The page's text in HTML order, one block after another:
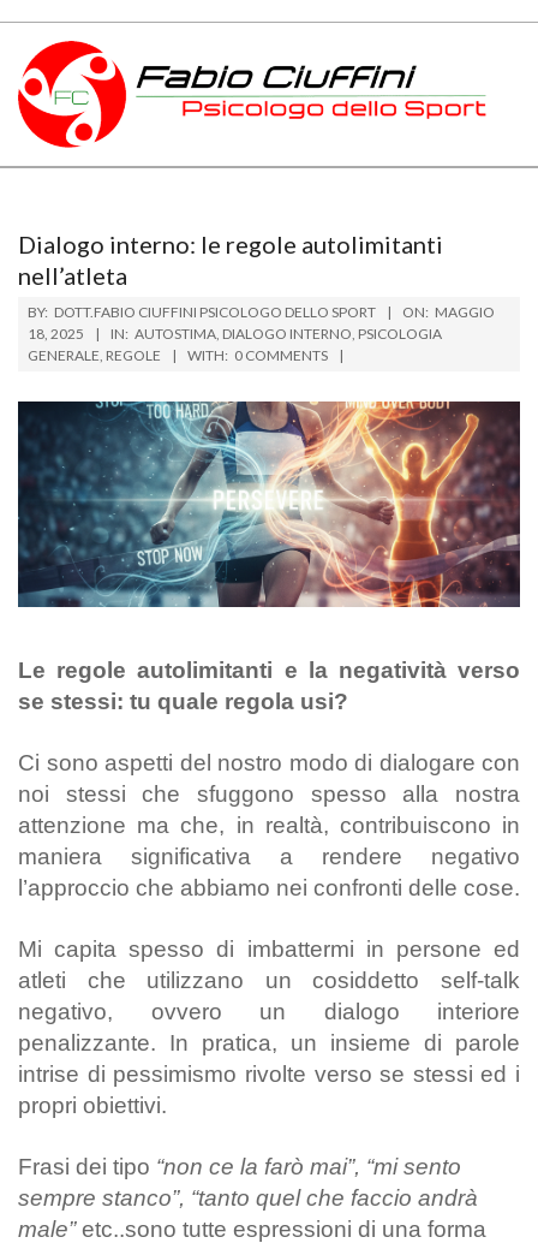
content
PSICOLOGO
SPORT
TOSCANA
MenuDialogo interno: le regole autolimitanti
nell’atleta
BY: DOTT.FABIO CIUFFINI PSICOLOGO DELLO SPORT ON: MAGGIO
18, 2025
IN: AUTOSTIMA, DIALOGO INTERNO, PSICOLOGIA
GENERALE, REGOLE WITH: 0 COMMENTS
Le regole autolimitanti e la negatività verso
se stessi: tu quale regola usi?
Ci sono aspetti del nostro modo di dialogare con
noi stessi che sfuggono spesso alla nostra
attenzione ma che, in realtà, contribuiscono in
maniera significativa a rendere negativo
l’approccio che abbiamo nei confronti delle cose.
Mi capita spesso di imbattermi in persone ed
atleti che utilizzano un cosiddetto self-talk
negativo, ovvero un dialogo interiore
penalizzante. In pratica, un insieme di parole
intrise di pessimismo rivolte verso se stessi ed i
propri obiettivi.
Frasi dei tipo “non ce la farò mai”, “mi sento
sempre stanco”, “tanto quel che faccio andrà
male”etc..sono tutte espressioni di una forma